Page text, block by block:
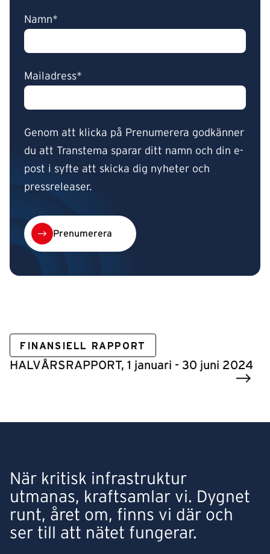
Namn*
Mailadress*
Genom att klicka på Prenumerera godkänner
du att Transtema sparar ditt namn och din e-
post i syfte att skicka dig nyheter och
pressreleaser.
Prenumerera
FINANSIELL RAPPORT
HALVÅRSRAPPORT, 1 januari - 30 juni 2024
När kritisk infrastruktur
utmanas, kraftsamlar vi. Dygnet
runt, året om, finns vi där och
ser till att nätet fungerar.